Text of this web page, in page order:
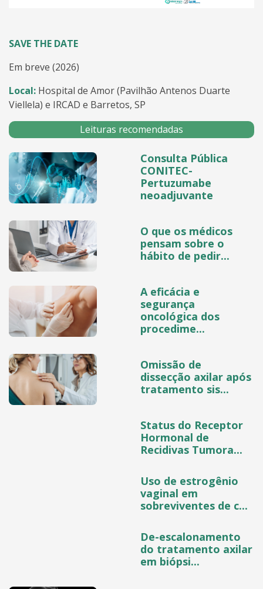
SAVE THE DATE
Em breve (2026)
Local: Hospital de Amor (Pavilhão Antenos Duarte
Viellela) e IRCAD e Barretos, SP
Leituras recomendadas
Consulta Pública
CONITEC-
Pertuzumabe
neoadjuvante
O que os médicos
pensam sobre o
hábito de pedir...
A eficácia e
segurança
oncológica dos
procedime...
Omissão de
dissecção axilar após
tratamento sis...
Status do Receptor
Hormonal de
Recidivas Tumora...
Uso de estrogênio
vaginal em
sobreviventes de c...
De-escalonamento
do tratamento axilar
em biópsi...